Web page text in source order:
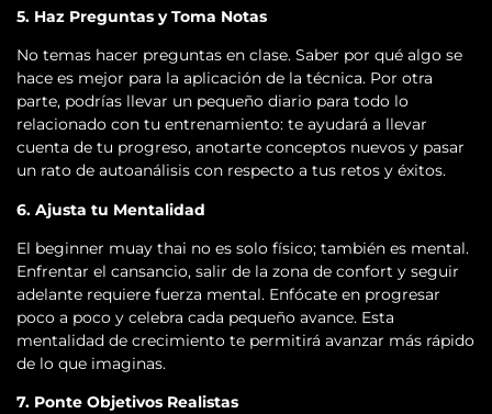
5. Haz Preguntas y Toma Notas
No temas hacer preguntas en clase. Saber por qué algo se
hace es mejor para la aplicación de la técnica. Por otra
parte, podrías llevar un pequeño diario para todo lo
relacionado con tu entrenamiento: te ayudará a llevar
cuenta de tu progreso, anotarte conceptos nuevos y pasar
un rato de autoanálisis con respecto a tus retos y éxitos.
6. Ajusta tu Mentalidad
El beginner muay thai no es solo físico; también es mental.
Enfrentar el cansancio, salir de la zona de confort y seguir
adelante requiere fuerza mental. Enfócate en progresar
poco a poco y celebra cada pequeño avance. Esta
mentalidad de crecimiento te permitirá avanzar más rápido
de lo que imaginas.
7. Ponte Objetivos Realistas